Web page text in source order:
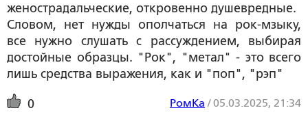
женострадальческие, откровенно душевредные.
Словом, нет нужды ополчаться на рок-мзыку,
все нужно слушать с рассуждением, выбирая
достойные образцы. "Рок", "метал" - это всего
лишь средства выражения, как и "поп", "рэп"
0 РомКа /05.03.2025, 21:34